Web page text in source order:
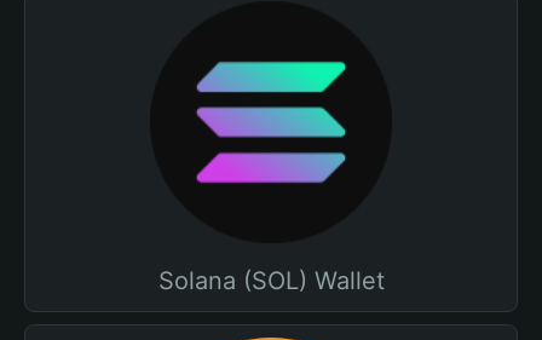
Solana (SOL) Wallet